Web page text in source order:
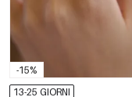
-15%
13-25 GIORNI